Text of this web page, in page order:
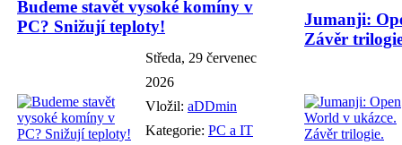
Budeme stavět vysoké komíny v
PC? Snižují teploty!
Středa, 29 červenec
2026
Vložil: aDDmin
Kategorie: PC a IT
Jumanji:
Závěr